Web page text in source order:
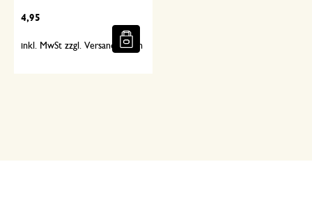
4,95
inkl. MwSt zzgl. Versandkosten